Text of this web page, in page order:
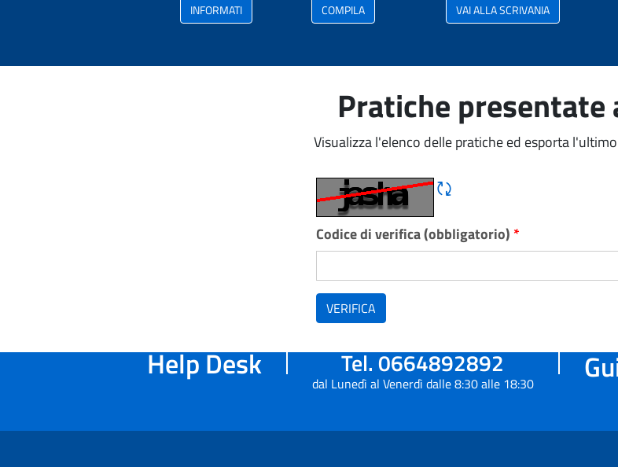
INFORMATI COMPILA VAI ALLA SCRIVANIA
Pratiche presentate
Visualizza l'elenco delle pratiche ed esporta
Rigene CAPTCHA
Codice di verifica (obbligatorio) *
VERIFICA
Help Desk Tel. 0664892892
dal Lunedì al Venerdì dalle 8:30 alle 18:30